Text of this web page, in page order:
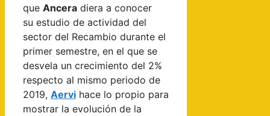
que Ancera diera a conocer
su estudio de actividad del
sector del Recambio durante el
primer semestre, en el que se
desvela un crecimiento del 2%
respecto al mismo periodo de
2019, Aervi hace lo propio para
mostrar la evolución de la